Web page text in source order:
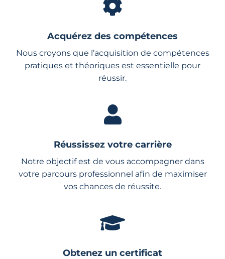
Acquérez des compétences
Nous croyons que l’acquisition de compétences
pratiques et théoriques est essentielle pour
réussir.
Réussissez votre carrière
Notre objectif est de vous accompagner dans
votre parcours professionnel afin de maximiser
vos chances de réussite.
Obtenez un certificat